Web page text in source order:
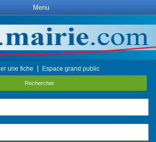
Menu
une fiche Espace grand public
Rechercher